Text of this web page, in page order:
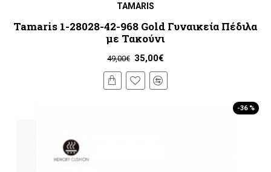
TAMARIS
Tamaris 1-28028-42-968 Gold Γυναικεία Πέδιλα
με Τακούνι
35,00€
49,00€
-36 %